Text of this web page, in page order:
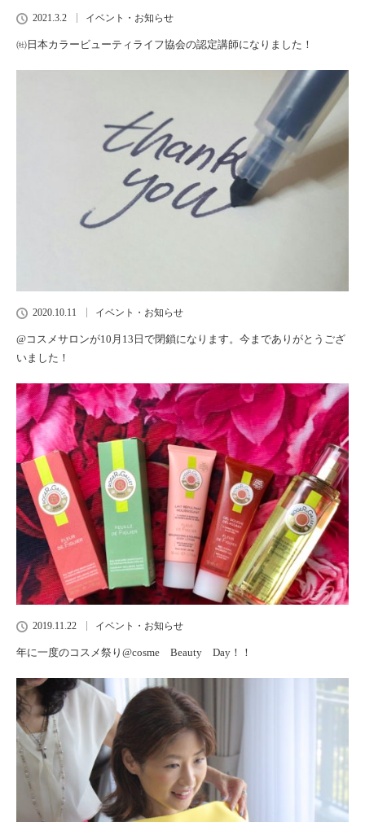
2021.3.2 イベント・お知らせ
㈳日本カラービューティライフ協会の認定講師になりました！
2020.10.11 イベント・お知らせ
@コスメサロンが10月13日で閉鎖になります。今までありがとうござ
いました！
2019.11.22 イベント・お知らせ
年に一度のコスメ祭り@cosme Beauty Day！！